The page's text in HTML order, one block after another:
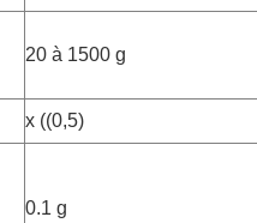
20 à 1500 g
x ((0,5)
0.1 g